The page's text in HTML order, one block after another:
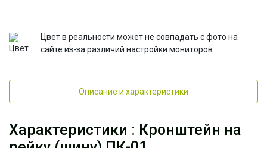
Цвет в реальности может не совпадать с фото на
сайте из-за различий настройки мониторов.
Описание и характеристики
Характеристики : Кронштейн на